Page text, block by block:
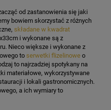
od zastanowienia się jaki
bowiem skorzystać z różnych
składane w kwadrat
i wykonane są z
Nieco większe i wykonane z
to serwetki flizelinowe o
to najrzadziej spotykany na
materiałowe, wykorzystywane
i lokali gastronomicznych.
a ich wymiary to